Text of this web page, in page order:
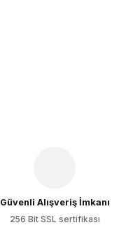
Güvenli Alışveriş İmkanı
256 Bit SSL sertifikası